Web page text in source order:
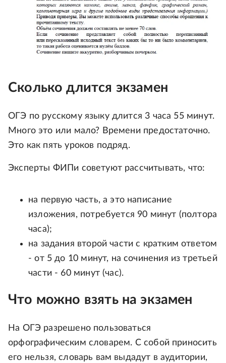
Сколько длится экзамен
ОГЭ по русскому языку длится 3 часа 55 минут.
Много это или мало? Времени предостаточно.
Это как пять уроков подряд.
Эксперты ФИПи советуют рассчитывать, что:
на первую часть, а это написание
изложения, потребуется 90 минут (полтора
часа);
на задания второй части с кратким ответом
- от 5 до 10 минут, на сочинения из третьей
части - 60 минут (час).
Что можно взять на экзамен
На ОГЭ разрешено пользоваться
орфографическим словарем. С собой приносить
его нельзя, словарь вам выдадут в аудитории,